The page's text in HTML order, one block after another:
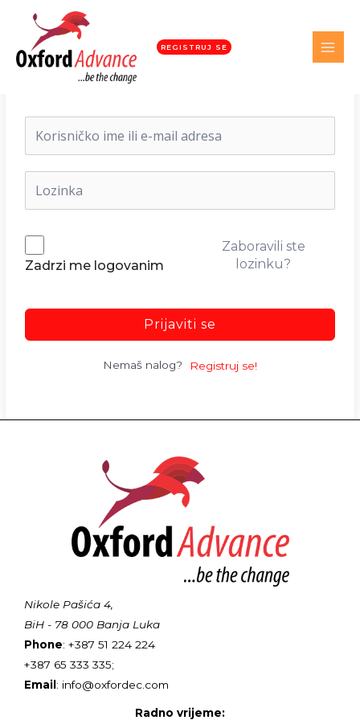
REGISTRUJ SE
Dobrodošli nazad!
Zadrzi me logovanim
Zaboravili ste
lozinku?
Prijaviti se
Nemaš nalog? Registruj se!
Nikole Pašića 4,
BiH - 78 000 Banja Luka
Phone: +387 51 224 224
+387 65 333 335;
Email: info@oxfordec.com
Radno vrijeme: